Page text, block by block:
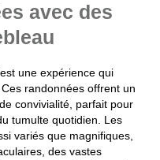
avec des
une expérience qui
randonnées offrent un
convivialité, parfait pour
tumulte quotidien. Les
variés que magnifiques,
des vastes